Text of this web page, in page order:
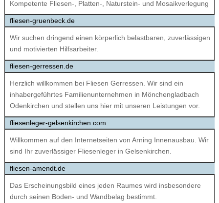
Kompetente Fliesen-, Platten-, Naturstein- und Mosaikverlegung
fliesen-gruenbeck.de
Wir suchen dringend einen körperlich belastbaren, zuverlässigen
und motivierten Hilfsarbeiter.
fliesen-gerressen.de
Herzlich willkommen bei Fliesen Gerressen. Wir sind ein
inhabergeführtes Familienunternehmen in Mönchengladbach
Odenkirchen und stellen uns hier mit unseren Leistungen vor.
fliesenleger-gelsenkirchen.com
Willkommen auf den Internetseiten von Arning Innenausbau. Wir
sind Ihr zuverlässiger Fliesenleger in Gelsenkirchen.
fliesen-amendt.de
Das Erscheinungsbild eines jeden Raumes wird insbesondere
durch seinen Boden- und Wandbelag bestimmt.